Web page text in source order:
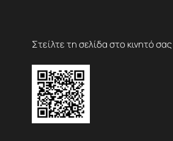
Στείλτε τη σελίδα στο κινητό σας